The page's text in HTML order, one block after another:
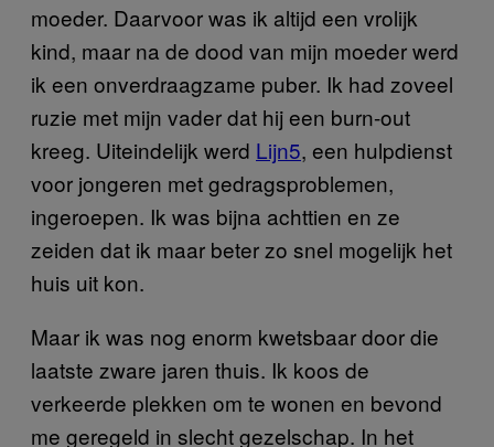
moeder. Daarvoor was ik altijd een vrolijk
kind, maar na de dood van mijn moeder werd
ik een onverdraagzame puber. Ik had zoveel
ruzie met mijn vader dat hij een burn-out
kreeg. Uiteindelijk werd Lijn5, een hulpdienst
voor jongeren met gedragsproblemen,
ingeroepen. Ik was bijna achttien en ze
zeiden dat ik maar beter zo snel mogelijk het
huis uit kon.
Maar ik was nog enorm kwetsbaar door die
laatste zware jaren thuis. Ik koos de
verkeerde plekken om te wonen en bevond
me geregeld in slecht gezelschap. In het